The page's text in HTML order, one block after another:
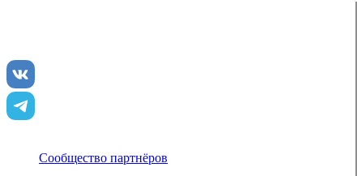
Сообщество партнёров